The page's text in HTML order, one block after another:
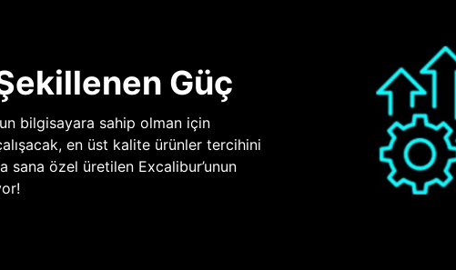
Güç
bilgisayara sahip olman için
en üst kalite ürünler tercihini
sana özel üretilen Excalibur’unun